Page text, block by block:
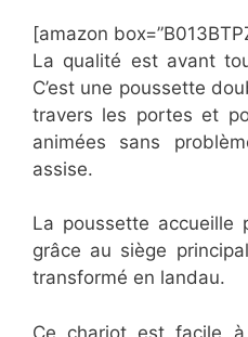
[amazon
La qualité est avant
C’est une poussette
travers les portes et
animées sans
assise.
La poussette accueille
grâce au siège
transformé en landau.
Ce chariot est facile